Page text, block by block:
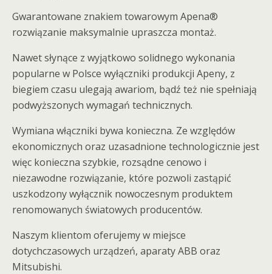
Gwarantowane znakiem towarowym Apena®
rozwiązanie maksymalnie upraszcza montaż.
Nawet słynące z wyjątkowo solidnego wykonania
popularne w Polsce wyłączniki produkcji Apeny, z
biegiem czasu ulegają awariom, bądź też nie spełniają
podwyższonych wymagań technicznych.
Wymiana włączniki bywa konieczna. Ze względów
ekonomicznych oraz uzasadnione technologicznie jest
więc konieczna szybkie, rozsądne cenowo i
niezawodne rozwiązanie, które pozwoli zastąpić
uszkodzony wyłącznik nowoczesnym produktem
renomowanych światowych producentów.
Naszym klientom oferujemy w miejsce
dotychczasowych urządzeń, aparaty ABB oraz
Mitsubishi.